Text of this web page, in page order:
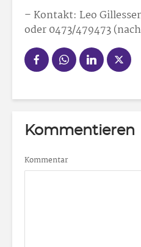
– Kontakt: Leo
oder 0473/479473
Kommentieren
Kommentar